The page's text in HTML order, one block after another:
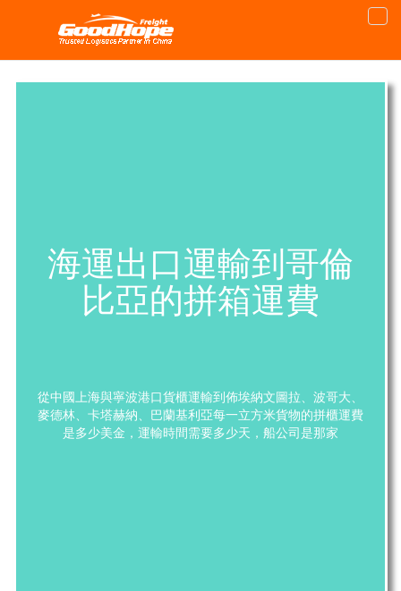
海運出口運輸到哥倫
比亞的拼箱運費
從中國上海與寧波港口貨櫃運輸到佈埃納文圖拉、波哥大、
麥德林、卡塔赫納、巴蘭基利亞每一立方米貨物的拼櫃運費
是多少美金，運輸時間需要多少天，船公司是那家